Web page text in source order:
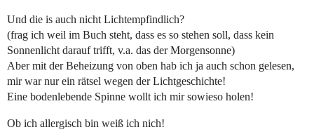
Und die is auch nicht Lichtempfindlich?
(frag ich weil im Buch steht, dass es so stehen soll, dass kein
Sonnenlicht darauf trifft, v.a. das der Morgensonne)
Aber mit der Beheizung von oben hab ich ja auch schon gelesen,
mir war nur ein rätsel wegen der Lichtgeschichte!
Eine bodenlebende Spinne wollt ich mir sowieso holen!
Ob ich allergisch bin weiß ich nich!